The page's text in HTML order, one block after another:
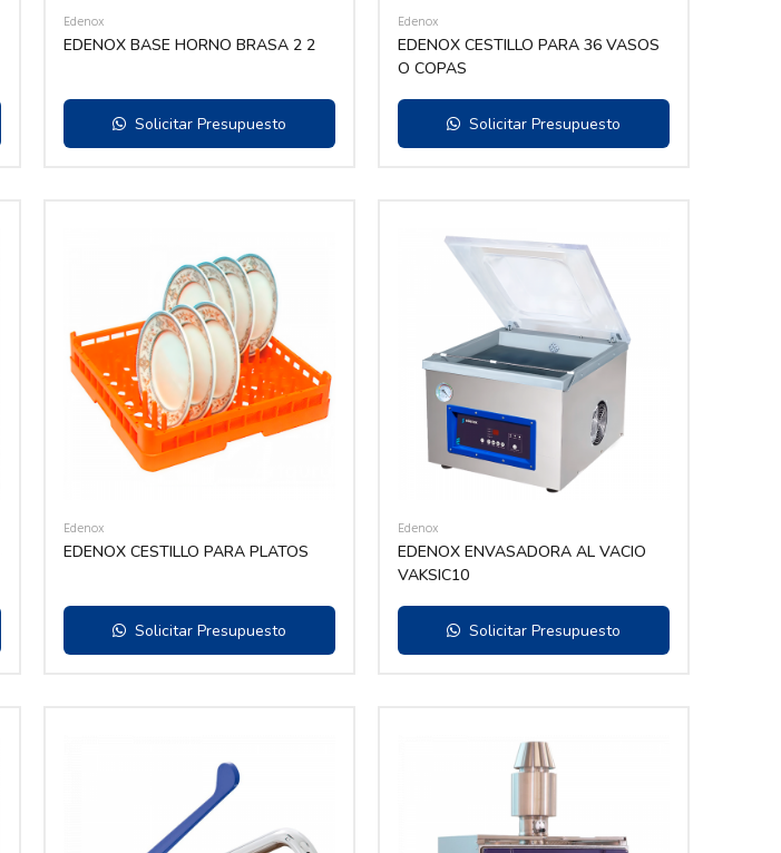
Edenox
EDENOX BASE HORNO BRASA 2 2
Solicitar Presupuesto
Edenox
EDENOX CESTILLO PARA 36 VASOS
O COPAS
Solicitar Presupuesto
Edenox
EDENOX CESTILLO PARA PLATOS
Solicitar Presupuesto
Edenox
EDENOX ENVASADORA AL VACIO
VAKSIC10
Solicitar Presupuesto